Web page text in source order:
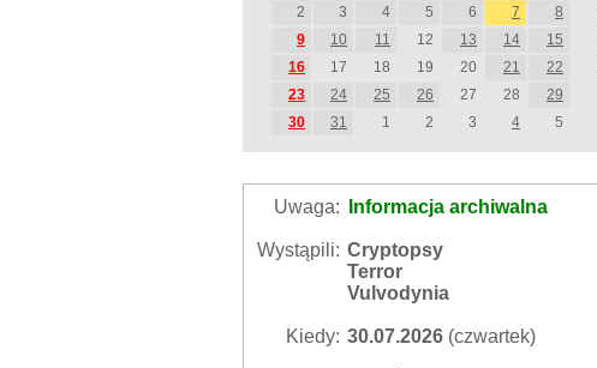
2
3 4 5 6 7
8
9
10 11 12 13 14
15
16
17 18 19 20 21
22
23
24 25 26 27 28
29
30
31 1 2 3 4 5
Uwaga: Informacja archiwalna
Wystąpili: Cryptopsy
Terror
Vulvodynia
Kiedy: 30.07.2026(czwartek)